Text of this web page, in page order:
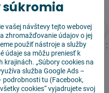
Xiaomi Roborock S8 Pro
Ultra Filter 2 ks
Skladom
10,90 €
vašej návštevy tejto webovej
zhromažďovanie údajov o jej
použiť nástroje a služby
údaje sa môžu preniesť k
krajinách. „Súbory cookies na
služba Google Ads –
podrobnosti tu (Facebook,
cookies“ vyjadrujete svoj